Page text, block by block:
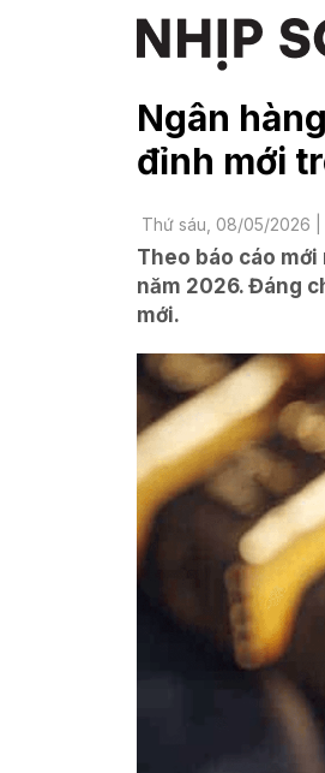
Ngân
đỉnh mới
Thứ sáu, 08/05/2026 |
Theo báo cáo
năm 2026. Đáng
mới.